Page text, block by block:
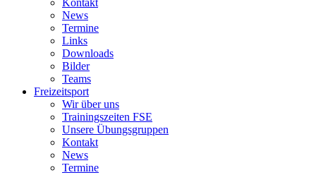
News
Termine
Links
Downloads
Bilder
Teams
Freizeitsport
Wir über uns
Trainingszeiten FSE
Unsere Übungsgruppen
Kontakt
News
Termine